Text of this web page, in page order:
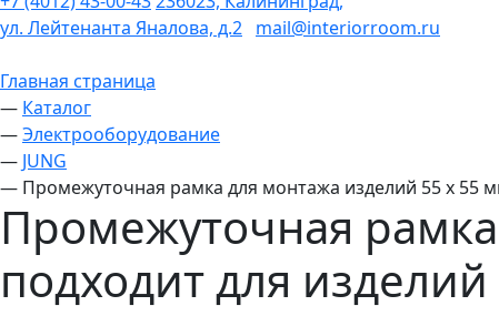
ул. Лейтенанта Яналова, д.2 mail@interiorroom.ru
Главная страница
— Каталог
—Электрооборудование
— JUNG
— Промежуточная рамка для монтажа изделий 55 x 55
Промежуточная
подходит для